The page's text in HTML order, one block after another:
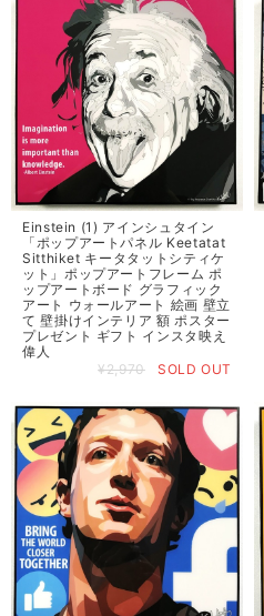
Einstein (1) アインシュタイン
「ポップアートパネル Keetatat
Sitthiket キータタットシティケ
ット」ポップアートフレーム ポ
ップアートボード グラフィック
アート ウォールアート 絵画 壁立
て 壁掛けインテリア 額 ポスター
プレゼント ギフト インスタ映え
偉人
¥2,970
SOLD OUT